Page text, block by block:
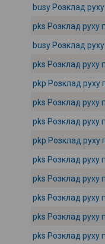
busy Розклад
pks Розклад руху
busy Розклад
pks Розклад руху
pkp Розклад руху
pks Розклад руху
pks Розклад руху
pkp Розклад руху
pks Розклад руху
pks Розклад руху
pks Розклад руху
pks Розклад руху
pks Розклад руху